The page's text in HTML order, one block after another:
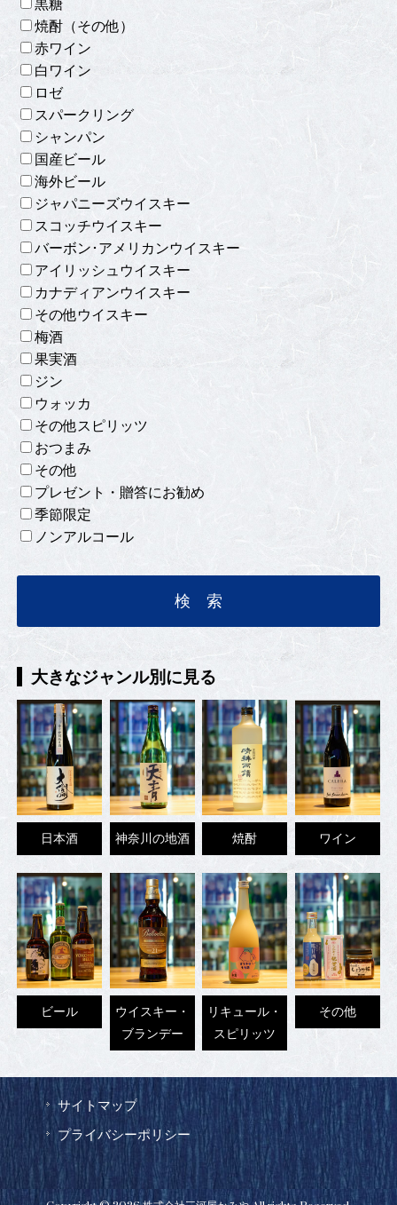
黒糖
焼酎（その他）
赤ワイン
白ワイン
ロゼ
スパークリング
シャンパン
国産ビール
海外ビール
ジャパニーズウイスキー
スコッチウイスキー
バーボン･アメリカンウイスキー
アイリッシュウイスキー
カナディアンウイスキー
その他ウイスキー
梅酒
果実酒
ジン
ウォッカ
その他スピリッツ
おつまみ
その他
プレゼント・贈答にお勧め
季節限定
ノンアルコール
大きなジャンル別に見る
日本酒 神奈川の地酒 焼酎 ワイン
ビール
ウイスキー・
ブランデー
リキュール・
スピリッツ
その他
サイトマップ
プライバシーポリシー